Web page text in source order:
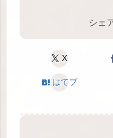
シェ
X
はてブ